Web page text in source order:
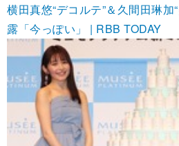
横田真悠“デコルテ”＆久間田琳加
露「今っぽい」 | RBB TODAY